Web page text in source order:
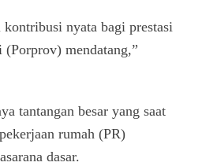
nyata bagi prestasi
(Porprov) mendatang,”
tantangan besar yang saat
rumah (PR)
dasar.